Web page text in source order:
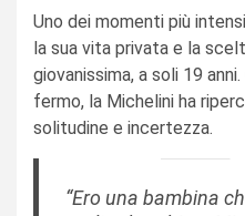
Uno dei momenti più
la sua vita privata e la
giovanissima, a soli 19
fermo, la Michelini ha
solitudine e incertezza.
“Ero una bambina